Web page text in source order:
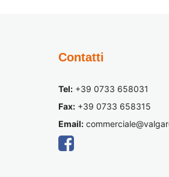
Contatti
Tel: +39 0733 658031
Fax: +39 0733 658315
Email: